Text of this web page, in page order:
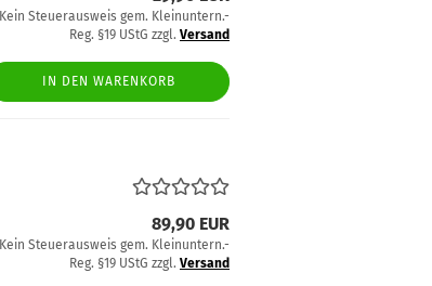
Kein Steuerausweis gem. Kleinuntern.-
Reg. §19 UStG zzgl. Versand
IN DEN WARENKORB
89,90 EUR
Kein Steuerausweis gem. Kleinuntern.-
Reg. §19 UStG zzgl. Versand